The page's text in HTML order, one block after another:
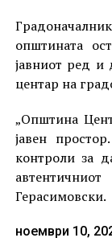
општината
јавниот ред и
центар на
„Општина
јавен
контроли за
Герасимовски.
ноември 10,